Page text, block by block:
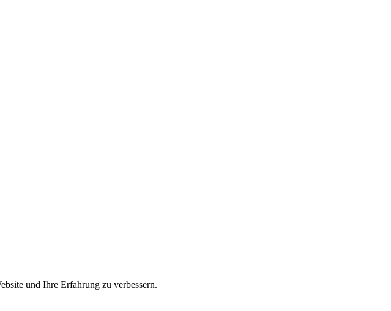
und Ihre Erfahrung zu verbessern.